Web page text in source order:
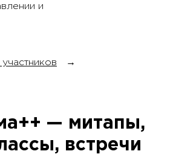
и
→
— митапы,
встречи